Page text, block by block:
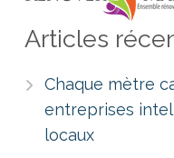
Articles
Chaque mètre
entreprises
locaux